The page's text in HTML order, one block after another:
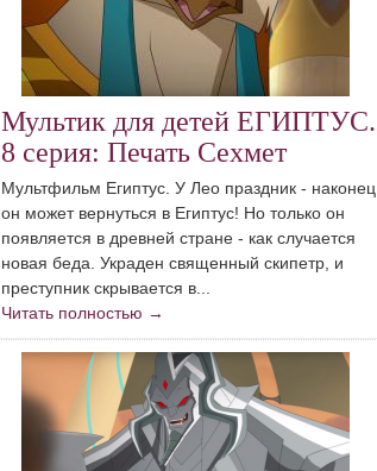
Мультик для детей ЕГИПТУС.
8 серия: Печать Сехмет
Мультфильм Египтус. У Лео праздник - наконец
он может вернуться в Египтус! Но только он
появляется в древней стране - как случается
новая беда. Украден священный скипетр, и
преступник скрывается в...
Читать полностью →